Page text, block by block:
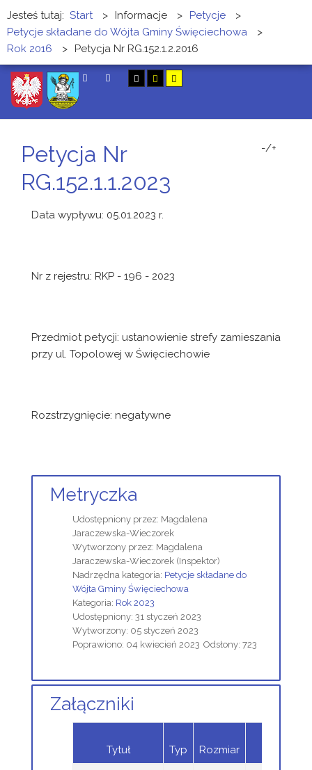
Jesteś tutaj: Start > Informacje > Petycje
>
Petycje składane do Wójta Gminy Święciechowa
>
Rok 2016
> Petycja Nr RG.152.1.2.2016
Petycja Nr
RG.152.1.1.2023
-/+
Data wypływu: 05.01.2023 r.
Nr z rejestru: RKP - 196 - 2023
Przedmiot petycji: ustanowienie strefy zamieszania
przy ul. Topolowej w Święciechowie
Rozstrzygnięcie: negatywne
Metryczka
Udostępniony przez: Magdalena
Jaraczewska-Wieczorek
Wytworzony przez: Magdalena
Jaraczewska-Wieczorek (Inspektor)
Nadrzędna kategoria: Petycje składane do
Wójta Gminy Święciechowa
Kategoria: Rok 2023
Udostępniony: 31 styczeń 2023
Wytworzony: 05 styczeń 2023
Poprawiono: 04 kwiecień 2023 Odsłony: 723
Załączniki
Tytuł Typ Rozmiar